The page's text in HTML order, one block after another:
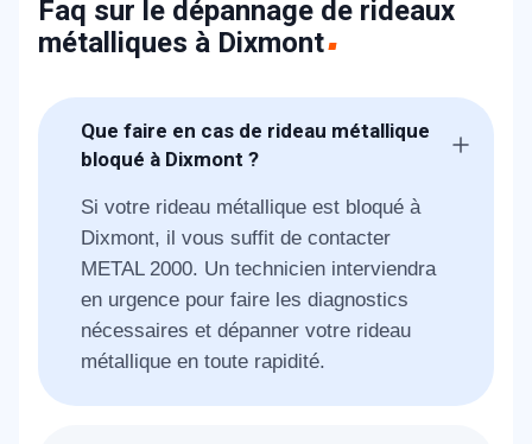
Faq sur le dépannage de rideaux
métalliques à Dixmont
Que faire en cas de rideau métallique
bloqué à Dixmont ?
Si votre rideau métallique est bloqué à
Dixmont, il vous suffit de contacter
METAL 2000. Un technicien interviendra
en urgence pour faire les diagnostics
nécessaires et dépanner votre rideau
métallique en toute rapidité.